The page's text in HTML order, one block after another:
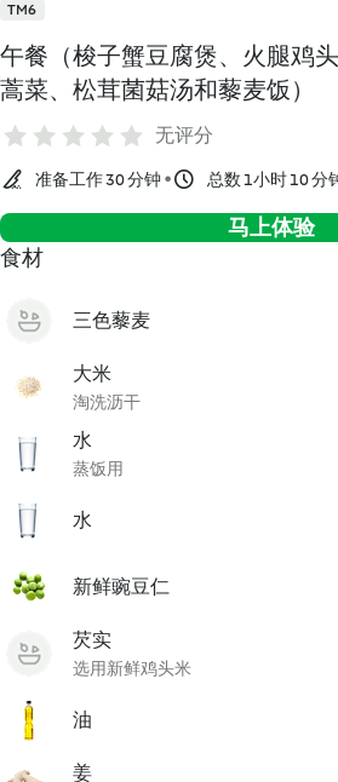
TM6
午餐（梭子蟹豆腐煲、火腿鸡
蒿菜、松茸菌菇汤和藜麦饭）
无评分
准备工作 30 分钟 总数 1小时 10 分
马上体验
食材
三色藜麦
大米
淘洗沥干
水
蒸饭用
水
新鲜豌豆仁
芡实
选用新鲜鸡头米
油
姜